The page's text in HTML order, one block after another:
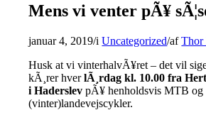
Mens vi venter pÃ¥
januar 4, 2019/iUncategorized/afThor
Husk at vi vinterhalvÃ¥ret – det vil
kÃ¸rer hverlÃ¸rdag kl. 10.00 fra
i Haderslev pÃ¥ henholdsvis MTB og
(vinter)landevejscykler.